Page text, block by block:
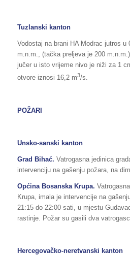
Tuzlanski kanton
Vodostaj na brani HA Modrac jutros u
m.n.m., (tačka preljeva je 200
jučer u isto vrijeme nivo je niži za 1
otvore iznosi 16,2 m3/s.
POŽARI
Unsko-sanski kanton
Grad Bihać. Vatrogasna jedinica
intervenciju na gašenju požara, na
Općina Bosanska Krupa.
Krupa, imala je intervencije na
21:15 do 22:00 sati, u mjestu
rastinje. Požar su gasili dva
Hercegovačko-neretvanski kanton